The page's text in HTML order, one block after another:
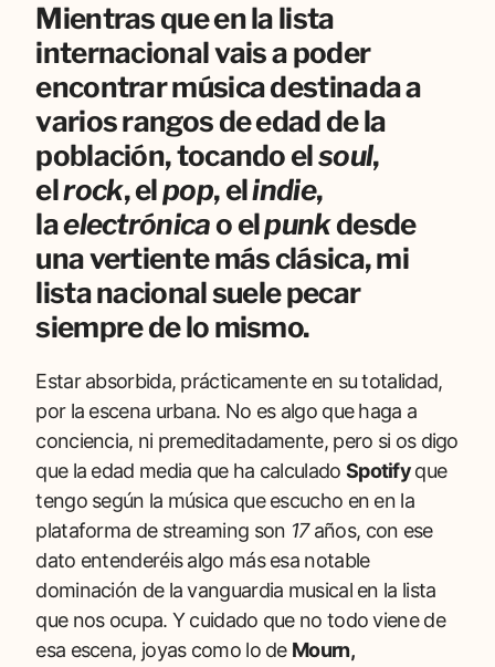
Mientras que en la lista
internacional vais a poder
encontrar música destinada a
varios rangos de edad de la
población, tocando elsoul,
elrock, elpop, elindie,
laelectrónicao elpunkdesde
una vertiente más clásica, mi
lista nacional suele pecar
siempre de lo mismo.
Estar absorbida, prácticamente en su totalidad,
por la escena urbana. No es algo que haga a
conciencia, ni premeditadamente, pero si os digo
que la edad media que ha calculado Spotifyque
tengo según la música que escucho en en la
plataforma de streaming son 17años, con ese
dato entenderéis algo más esa notable
dominación de la vanguardia musical en la lista
que nos ocupa. Y cuidado que no todo viene de
esa escena, joyas como lo de Mourn,